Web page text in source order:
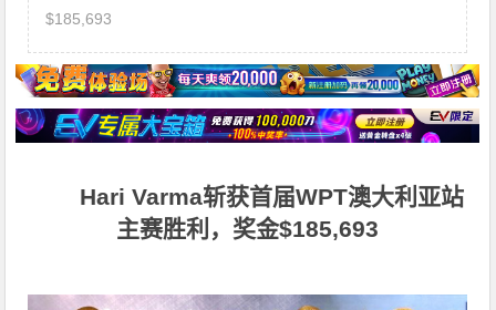
$185,693
Hari Varma斩获首届WPT澳大利亚站
主赛胜利，奖金$185,693